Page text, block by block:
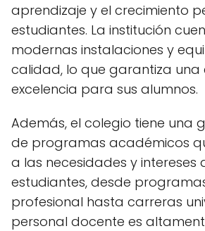
aprendizaje y el crecimiento
estudiantes. La institución
modernas instalaciones y
calidad, lo que garantiza una
excelencia para sus alumnos.
Además, el colegio tiene una
de programas académicos
a las necesidades y intereses
estudiantes, desde
profesional hasta carreras
personal docente es